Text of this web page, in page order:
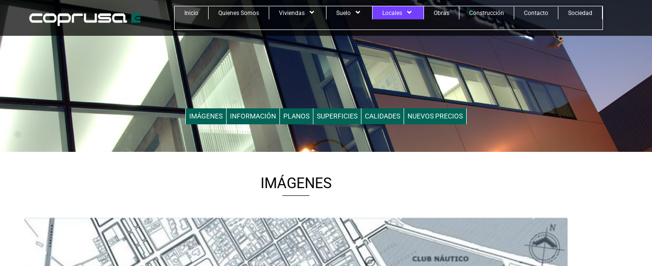
Inicio Quienes Somos Viviendas Suelo Locales Obras Construcción Contacto Sociedad
IMÁGENES INFORMACIÓN PLANOS SUPERFICIES CALIDADES NUEVOS PRECIOS
IMÁGENES